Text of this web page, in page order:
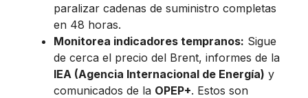
paralizar cadenas de suministro completas
en 48 horas.
Monitorea indicadores tempranos: Sigue
de cerca el precio del Brent, informes de la
IEA (Agencia Internacional de Energía) y
comunicados de la OPEP+. Estos son